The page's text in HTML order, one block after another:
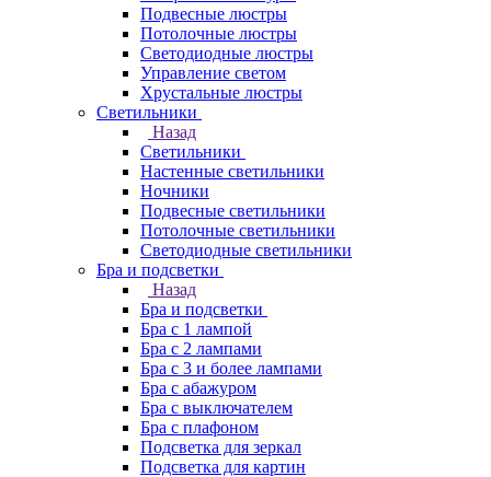
Подвесные люстры
Потолочные люстры
Светодиодные люстры
Управление светом
Хрустальные люстры
Светильники
Назад
Светильники
Настенные светильники
Ночники
Подвесные светильники
Потолочные светильники
Светодиодные светильники
Бра и подсветки
Назад
Бра и подсветки
Бра с 1 лампой
Бра с 2 лампами
Бра с 3 и более лампами
Бра с абажуром
Бра с выключателем
Бра с плафоном
Подсветка для зеркал
Подсветка для картин